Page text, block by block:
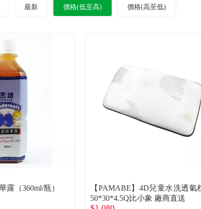
最新 價格(低至高) 價格(高至低)
露（360ml/瓶）
【PAMABE】4D兒童水洗透氣
50*30*4.5Q比小象 廠商直送